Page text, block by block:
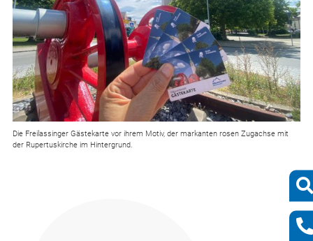
Die Freilassinger Gästekarte vor ihrem Motiv, der markanten rosen Zugachse mit
der Rupertuskirche im Hintergrund.